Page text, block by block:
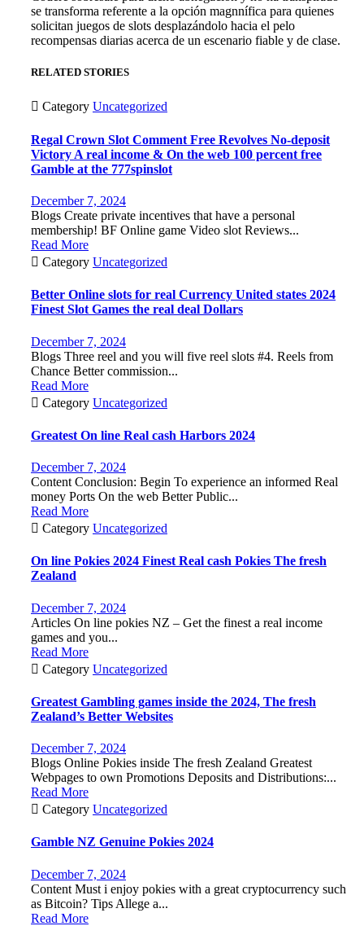
se transforma referente a la opción magnnífica para quienes
solicitan juegos de slots desplazándolo hacia el pelo
recompensas diarias acerca de un escenario fiable y de clase.
RELATED STORIES
 Category Uncategorized
Regal Crown Slot Comment Free Revolves No-deposit
Victory A real income & On the web 100 percent free
Gamble at the 777spinslot
December 7, 2024
Blogs Create private incentives that have a personal
membership! BF Online game Video slot Reviews...
Read More
 Category Uncategorized
Better Online slots for real Currency United states 2024
Finest Slot Games the real deal Dollars
December 7, 2024
Blogs Three reel and you will five reel slots #4. Reels from
Chance Better commission...
Read More
 Category Uncategorized
Greatest On line Real cash Harbors 2024
December 7, 2024
Content Conclusion: Begin To experience an informed Real
money Ports On the web Better Public...
Read More
 Category Uncategorized
On line Pokies 2024 Finest Real cash Pokies The fresh
Zealand
December 7, 2024
Articles On line pokies NZ – Get the finest a real income
games and you...
Read More
 Category Uncategorized
Greatest Gambling games inside the 2024, The fresh
Zealand’s Better Websites
December 7, 2024
Blogs Online Pokies inside The fresh Zealand Greatest
Webpages to own Promotions Deposits and Distributions:...
Read More
 Category Uncategorized
Gamble NZ Genuine Pokies 2024
December 7, 2024
Content Must i enjoy pokies with a great cryptocurrency such
as Bitcoin? Tips Allege a...
Read More